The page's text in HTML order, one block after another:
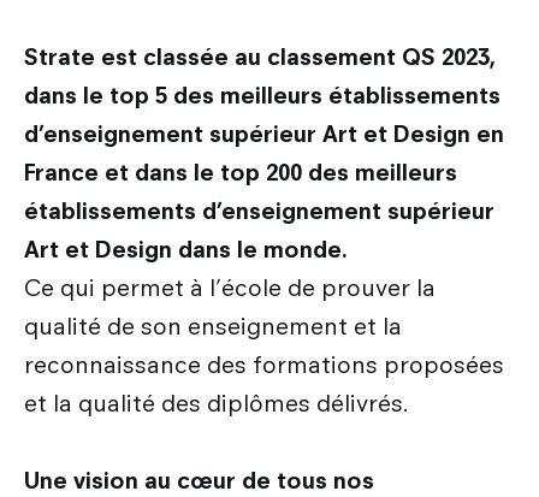
Strate est classée au classement QS 2023,
dans le top 5 des meilleurs établissements
d’enseignement supérieur Art et Design en
France et dans le top 200 des meilleurs
établissements d’enseignement supérieur
Art et Design dans le monde.
Ce qui permet à l’école de prouver la
qualité de son enseignement et la
reconnaissance des formations proposées
et la qualité des diplômes délivrés.
Une vision au cœur de tous nos